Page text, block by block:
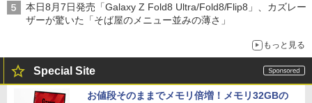
本日8月7日発売「Galaxy Z Fold8 Ultra/Fold8/Flip8」、カズレー
ザーが驚いた「そば屋のメニュー並みの薄さ」
もっと見る
Special Site
お値段そのままでメモリ倍増！メモリ32GBの